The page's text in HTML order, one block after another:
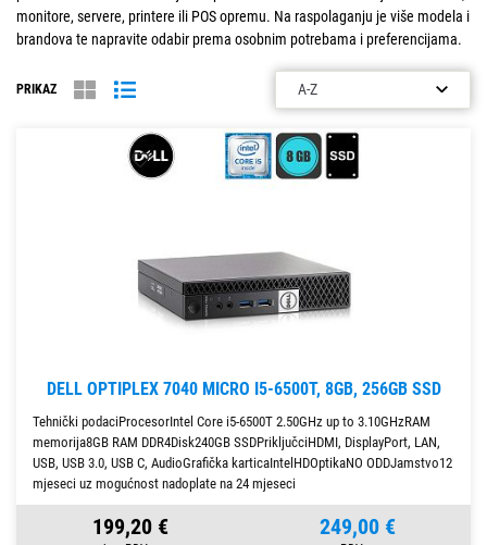
monitore, servere, printere ili POS opremu. Na raspolaganju je više modela i
brandova te napravite odabir prema osobnim potrebama i preferencijama.
PRIKAZ
DELL OPTIPLEX 7040 MICRO I5-6500T, 8GB, 256GB SSD
Tehnički podaciProcesorIntel Core i5-6500T 2.50GHz up to 3.10GHzRAM
memorija8GB RAM DDR4Disk240GB SSDPriključciHDMI, DisplayPort, LAN,
USB, USB 3.0, USB C, AudioGrafička karticaIntelHDOptikaNO ODDJamstvo12
mjeseci uz mogućnost nadoplate na 24 mjeseci
199,20 € 249,00 €